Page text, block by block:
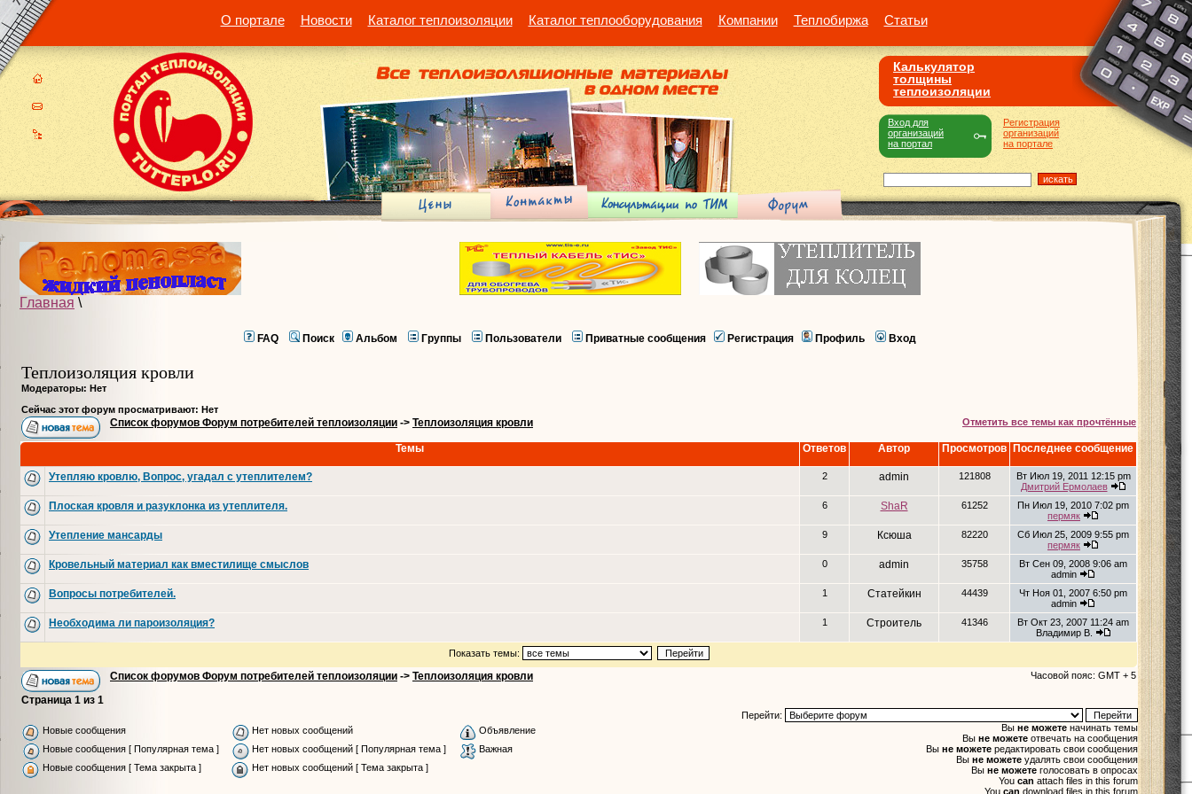
О портале Новости Каталог теплоизоляции Каталог теплооборудования Компании Теплобиржа Статьи
Калькулятор
толщины
теплоизоляции
Регистрация
организаций
на портале
Вход для
организаций
на портал
Главная \
FAQ Поиск Альбом Группы Пользователи Приватные сообщения Регистрация Профиль Вход
Теплоизоляция кровли
Модераторы: Нет
Сейчас этот форум просматривают: Нет
Список форумов Форум потребителей теплоизоляции -> Теплоизоляция кровли Отметить все темы как прочтённые
Темы Ответов Автор Просмотров Последнее сообщение
Утепляю кровлю, Вопрос, угадал с утеплителем? 2 admin 121808
Вт Июл 19, 2011 12:15 pm
Дмитрий Ермолаев
Плоская кровля и разуклонка из утеплителя. 6 ShaR 61252
Пн Июл 19, 2010 7:02 pm
пермяк
Утепление мансарды 9 Ксюша 82220
Сб Июл 25, 2009 9:55 pm
пермяк
Кровельный материал как вместилище смыслов 0 admin 35758
Вт Сен 09, 2008 9:06 am
admin
Вопросы потребителей. 1 Статейкин 44439
Чт Ноя 01, 2007 6:50 pm
admin
Необходима ли пароизоляция? 1 Строитель 41346
Вт Окт 23, 2007 11:24 am
Владимир В.
Показать темы:
Список форумов Форум потребителей теплоизоляции -> Теплоизоляция кровли Часовой пояс: GMT + 5
Страница 1 из 1
Перейти:
Новые сообщения
Нет новых сообщений
Объявление
Новые сообщения [ Популярная тема ]
Нет новых сообщений [ Популярная тема ]
Важная
Новые сообщения [ Тема закрыта ]
Нет новых сообщений [ Тема закрыта ]
Вы не можете начинать темы
Вы не можете отвечать на сообщения
Вы не можете редактировать свои сообщения
Вы не можете удалять свои сообщения
Вы не можете голосовать в опросах
You can attach files in this forum
You can download files in this forum